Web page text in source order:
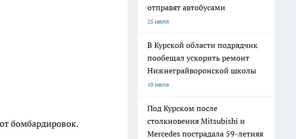
бомбардировок.
отправят автобусами
25 июля
В Курской области подрядчик
пообещал ускорить ремонт
Нижнеграйворонской школы
10 июля
Под Курском после
столкновения Mitsubishi и
Mercedes пострадала 59-летняя